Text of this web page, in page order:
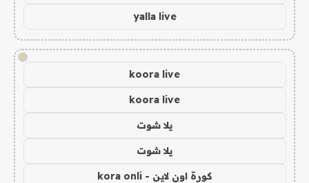
yalla live
!
koora live
koora live
يلا شوت
يلا شوت
كورة اون لاين - kora onli